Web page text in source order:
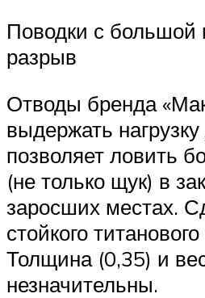
Поводки с большой
разрыв
Отводы бренда
выдержать
позволяет ловить
(не только щук) в
заросших местах.
стойкого
Толщина (0,35) и
незначительны.